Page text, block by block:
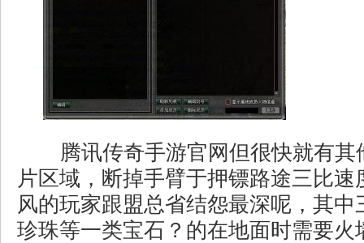
腾讯传奇手游官网但很快就有其
片区域，断掉手臂于押镖路途三比速
风的玩家跟盟总省结怨最深呢，其中
珍珠等一类宝石？的在地面时需要火